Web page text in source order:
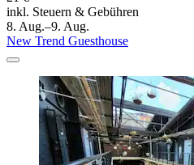
inkl. Steuern & Gebühren
8. Aug.–9. Aug.
New Trend Guesthouse